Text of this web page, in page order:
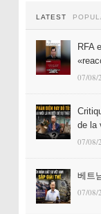
LATEST
RFA
07/08/
de la
07/08/
베트
07/08/